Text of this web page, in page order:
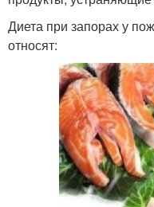
Диета при запорах у
относят: